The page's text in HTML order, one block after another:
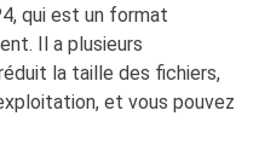
qui est un format
Il a plusieurs
la taille des fichiers,
et vous pouvez